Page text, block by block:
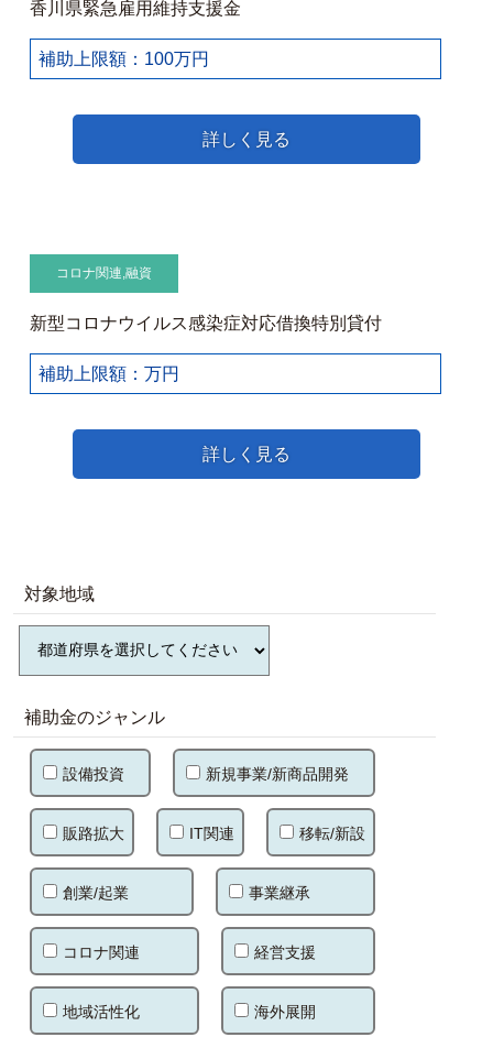
香川県緊急雇用維持支援金
補助上限額：100万円
詳しく見る
コロナ関連,融資
新型コロナウイルス感染症対応借換特別貸付
補助上限額：万円
詳しく見る
対象地域
補助金のジャンル
設備投資 新規事業/新商品開発
販路拡大 IT関連 移転/新設
創業/起業 事業継承
コロナ関連 経営支援
地域活性化 海外展開